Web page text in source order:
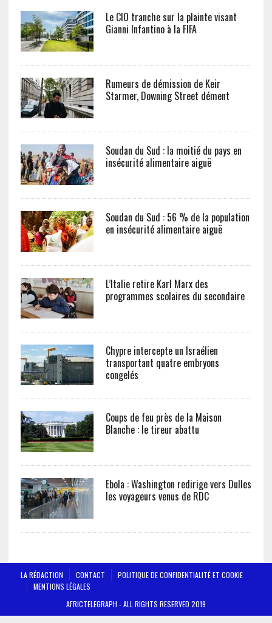
Le CIO tranche sur la plainte visant
Gianni Infantino à la FIFA
Rumeurs de démission de Keir
Starmer, Downing Street dément
Soudan du Sud : la moitié du pays en
insécurité alimentaire aiguë
Soudan du Sud : 56 % de la population
en insécurité alimentaire aiguë
L’Italie retire Karl Marx des
programmes scolaires du secondaire
Chypre intercepte un Israélien
transportant quatre embryons
congelés
Coups de feu près de la Maison
Blanche : le tireur abattu
Ebola : Washington redirige vers Dulles
les voyageurs venus de RDC
LA RÉDACTION CONTACT
POLITIQUE DE CONFIDENTIALITÉ ET COOKIE
MENTIONS LÉGALES
AFRICTELEGRAPH - ALL RIGHTS RESERVED 2019